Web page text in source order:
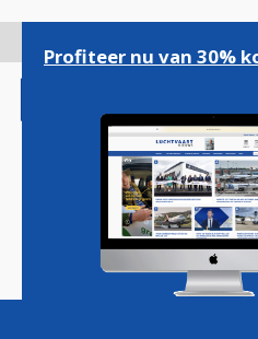
gaan
Magazine
Profiteer nu van 30%